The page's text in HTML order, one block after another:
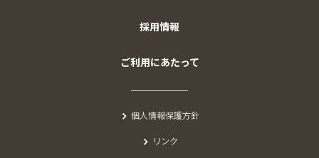
採用情報
ご利用にあたって
個人情報保護方針
リンク